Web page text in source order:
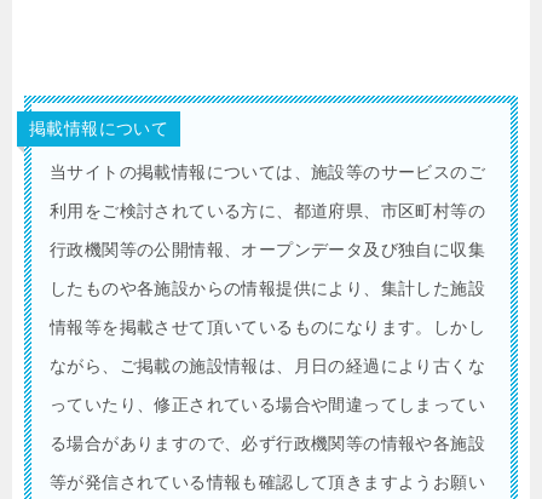
掲載情報について
当サイトの掲載情報については、施設等のサービスのご
利用をご検討されている方に、都道府県、市区町村等の
行政機関等の公開情報、オープンデータ及び独自に収集
したものや各施設からの情報提供により、集計した施設
情報等を掲載させて頂いているものになります。しかし
ながら、ご掲載の施設情報は、月日の経過により古くな
っていたり、修正されている場合や間違ってしまってい
る場合がありますので、必ず行政機関等の情報や各施設
等が発信されている情報も確認して頂きますようお願い